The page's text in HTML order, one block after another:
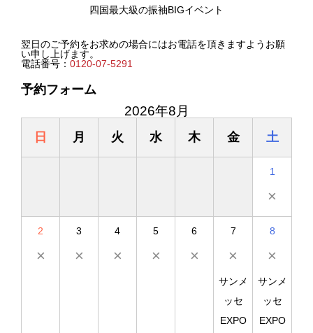
四国最大級の振袖BIGイベント
翌日のご予約をお求めの場合にはお電話を頂きますようお願
い申し上げます。
電話番号： 0120-07-5291
予約フォーム
2026年8月
日 月 火 水 木 金 土
1
×
2
×
3
×
4
×
5
×
6
×
7
×
サンメ
ッセ
EXPO
8
×
サンメ
ッセ
EXPO